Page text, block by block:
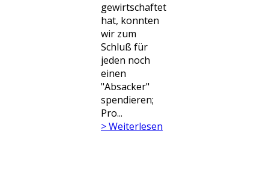
gewirtschaftet
hat, konnten
wir zum
Schluß für
jeden noch
einen
"Absacker"
spendieren; ​
Pro...
> Weiterlesen